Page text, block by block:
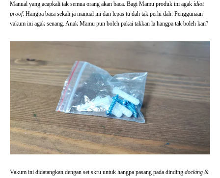
Manual yang acapkali tak semua orang akan baca. Bagi Mamu produk ini agak idiot
proof. Hangpa baca sekali ja manual ini dan lepas tu dah tak perlu dah. Penggunaan
vakum ini agak senang. Anak Mamu pun boleh pakai takkan la hangpa tak boleh kan?
Vakum ini didatangkan dengan set skru untuk hangpa pasang pada dinding docking &